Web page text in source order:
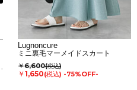
Lugnoncure
ミニ裏毛マーメイドスカート
￥6,600(税込)
￥1,650(税込) -75%OFF-